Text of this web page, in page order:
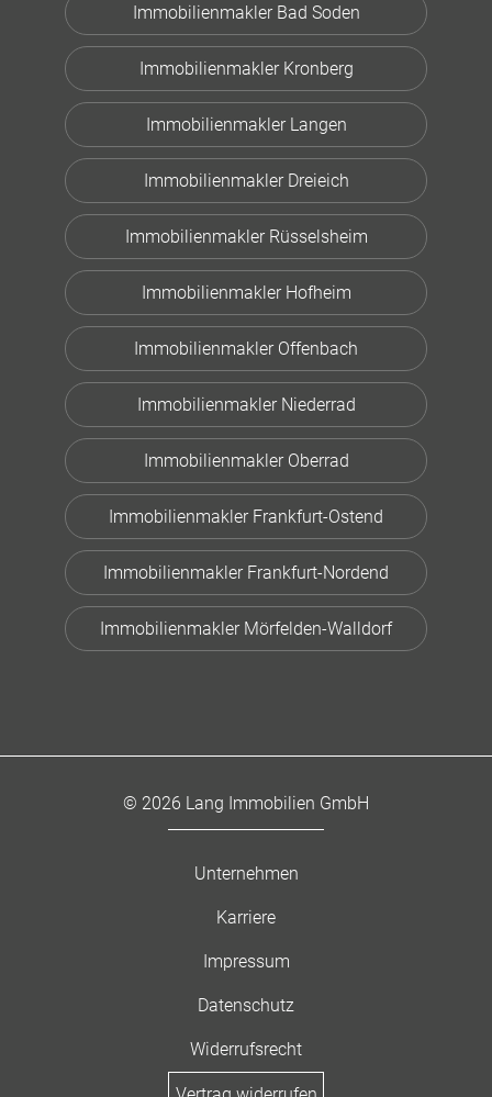
Immobilienmakler Bad Soden
Immobilienmakler Kronberg
Immobilienmakler Langen
Immobilienmakler Dreieich
Immobilienmakler Rüsselsheim
Immobilienmakler Hofheim
Immobilienmakler Offenbach
Immobilienmakler Niederrad
Immobilienmakler Oberrad
Immobilienmakler Frankfurt-Ostend
Immobilienmakler Frankfurt-Nordend
Immobilienmakler Mörfelden-Walldorf
© 2026 Lang Immobilien GmbH
Unternehmen
Karriere
Impressum
Datenschutz
Widerrufsrecht